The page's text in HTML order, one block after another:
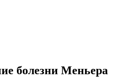
болезни Меньера